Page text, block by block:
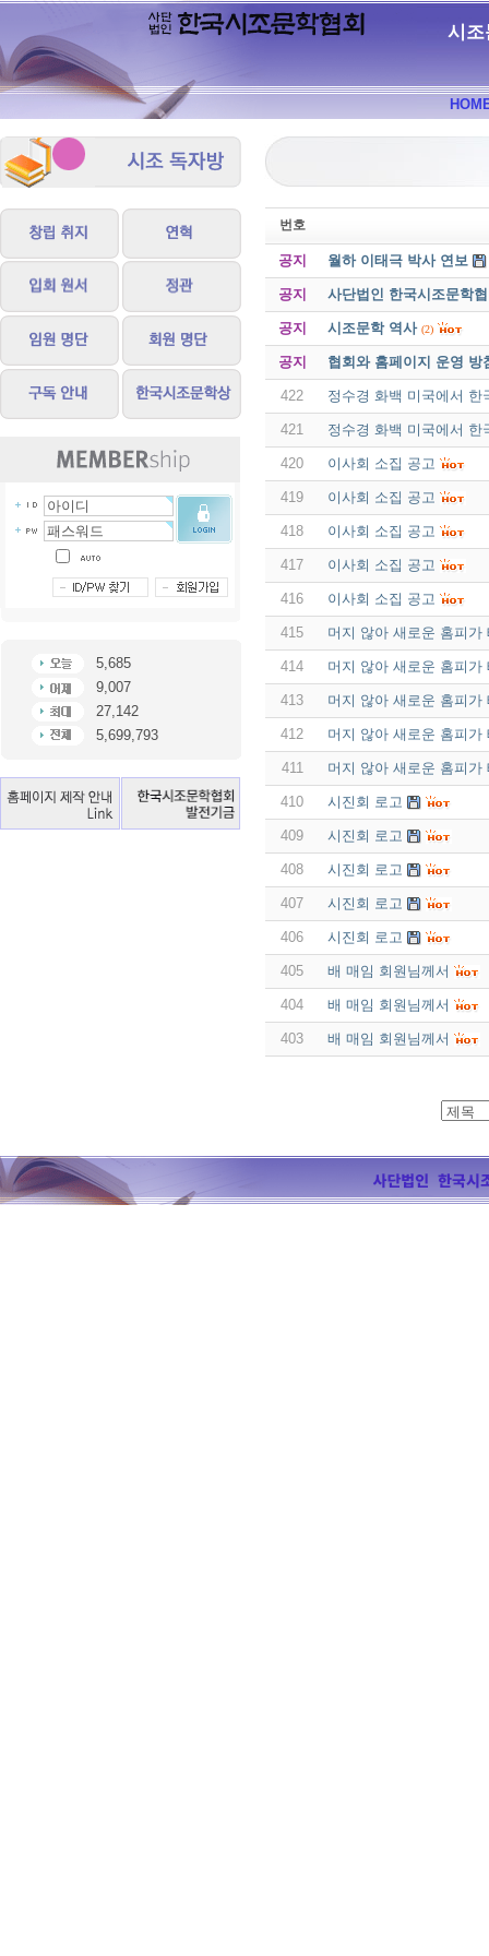
시조
5,685
9,007
27,142
5,699,793
번호
공지 월하 이태극 박사 연보
공지 사단법인 한국시조문학
공지 시조문학 역사 (2)
공지 협회와 홈페이지 운영 방
422 정수경 화백 미국에서 한
421 정수경 화백 미국에서 한
420 이사회 소집 공고
419 이사회 소집 공고
418 이사회 소집 공고
417 이사회 소집 공고
416 이사회 소집 공고
415 머지 않아 새로운 홈피가
414 머지 않아 새로운 홈피가
413 머지 않아 새로운 홈피가
412 머지 않아 새로운 홈피가
411 머지 않아 새로운 홈피가
410 시진회 로고
409 시진회 로고
408 시진회 로고
407 시진회 로고
406 시진회 로고
405 배 매임 회원님께서
404 배 매임 회원님께서
403 배 매임 회원님께서